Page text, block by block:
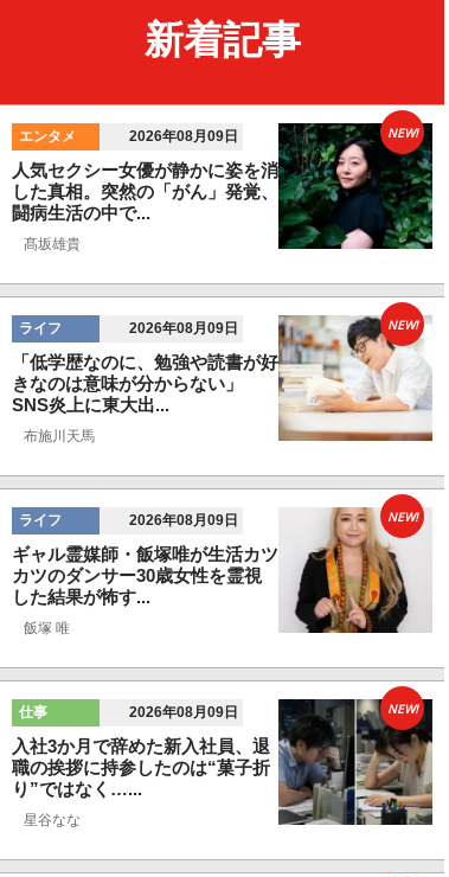
新着記事
エンタメ 2026年08月09日
人気セクシー女優が静かに姿を消
した真相。突然の「がん」発覚、
闘病生活の中で...
髙坂雄貴
NEW!
ライフ 2026年08月09日
「低学歴なのに、勉強や読書が好
きなのは意味が分からない」
SNS炎上に東大出...
布施川天馬
NEW!
ライフ 2026年08月09日
ギャル霊媒師・飯塚唯が生活カツ
カツのダンサー30歳女性を霊視
した結果が怖す...
飯塚 唯
NEW!
仕事 2026年08月09日
入社3か月で辞めた新入社員、退
職の挨拶に持参したのは“菓子折
り”ではなく…...
星谷なな
NEW!